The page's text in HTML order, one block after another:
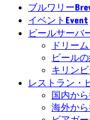
ブルワリー
イベント Event
ビールサーバ
ドリー
ビール
キリン
レストラン・
国内か
海外か